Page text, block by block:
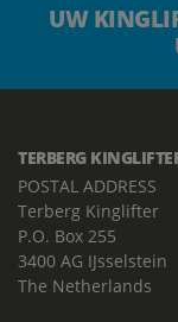
UW
TERBERG
POSTAL ADDRESS
Terberg Kinglifter
P.O. Box 255
3400 AG IJsselstein
The Netherlands